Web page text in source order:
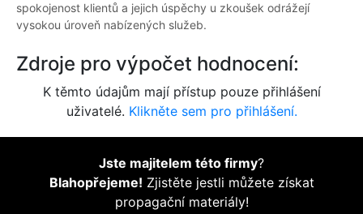
spokojenost klientů a jejich úspěchy u zkoušek odrážejí
vysokou úroveň nabízených služeb.
Zdroje pro výpočet hodnocení:
K těmto údajům mají přístup pouze přihlášení
uživatelé. Klikněte sem pro přihlášení.
Jste majitelem této firmy?
Blahopřejeme! Zjistěte jestli můžete získat
propagační materiály!